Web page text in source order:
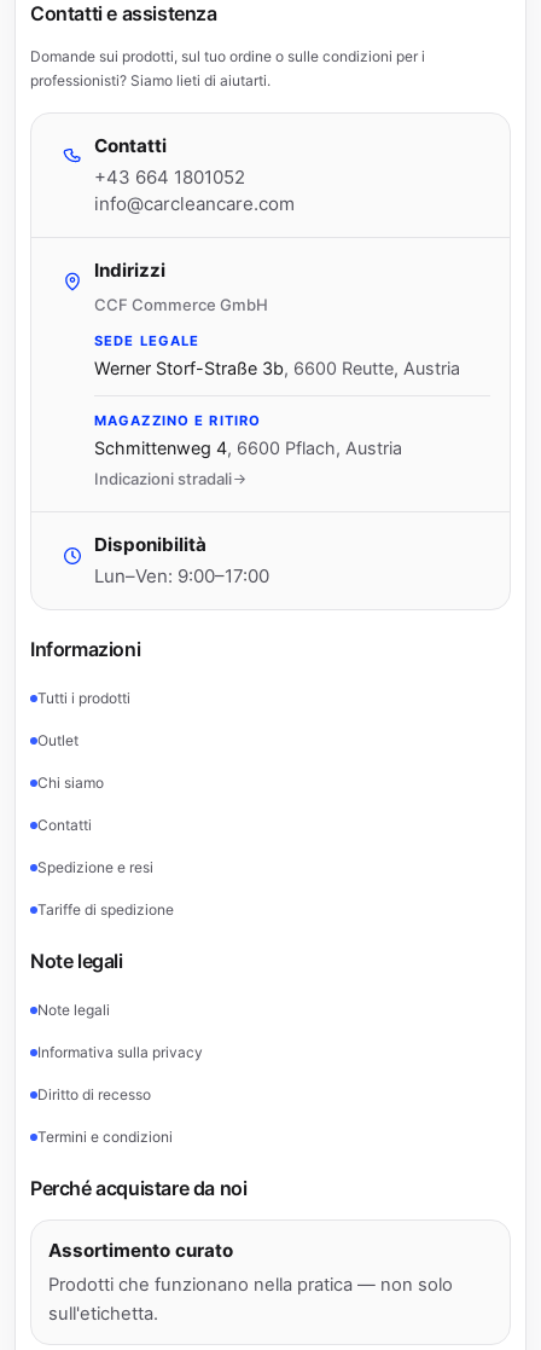
Contatti e assistenza
Domande sui prodotti, sul tuo ordine o sulle condizioni per i
professionisti? Siamo lieti di aiutarti.
Contatti
+43 664 1801052
info@carcleancare.com
Indirizzi
CCF Commerce GmbH
SEDE LEGALE
Werner Storf-Straße 3b, 6600 Reutte, Austria
MAGAZZINO E RITIRO
Schmittenweg 4, 6600 Pflach, Austria
Indicazioni stradali
Disponibilità
Lun–Ven: 9:00–17:00
Informazioni
Tutti i prodotti
Outlet
Chi siamo
Contatti
Spedizione e resi
Tariffe di spedizione
Note legali
Note legali
Informativa sulla privacy
Diritto di recesso
Termini e condizioni
Perché acquistare da noi
Assortimento curato
Prodotti che funzionano nella pratica — non solo
sull'etichetta.